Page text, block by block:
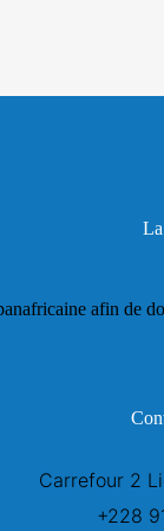
afin de
Carrefour 2
+228